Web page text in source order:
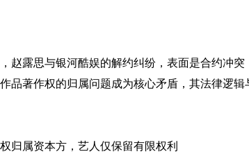
赵露思与银河酷娱的解约纠纷，表面是合约冲
品著作权的归属问题成为核心矛盾，其法律逻辑
归属资本方，艺人仅保留有限权利